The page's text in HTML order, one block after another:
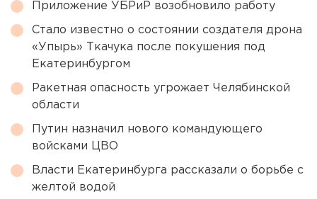
Приложение УБРиР возобновило работу
Стало известно о состоянии создателя дрона
«Упырь» Ткачука после покушения под
Екатеринбургом
Ракетная опасность угрожает Челябинской
области
Путин назначил нового командующего
войсками ЦВО
Власти Екатеринбурга рассказали о борьбе с
желтой водой